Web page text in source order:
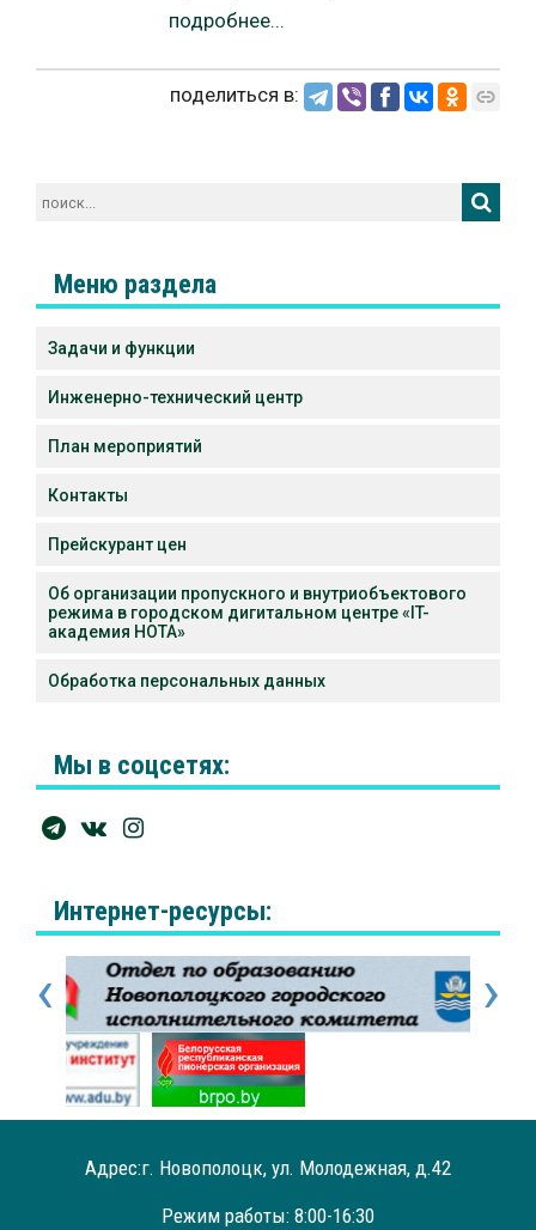
подробнее...
поделиться в:
Меню раздела
Задачи и функции
Инженерно-технический центр
План мероприятий
Контакты
Прейскурант цен
Об организации пропускного и внутриобъектового
режима в городском дигитальном центре «IT-
академия НОТА»
Обработка персональных данных
Мы в соцсетях:
Интернет-ресурсы:
‹ ›
Адрес:г. Новополоцк, ул. Молодежная, д.42
Режим работы: 8:00-16:30